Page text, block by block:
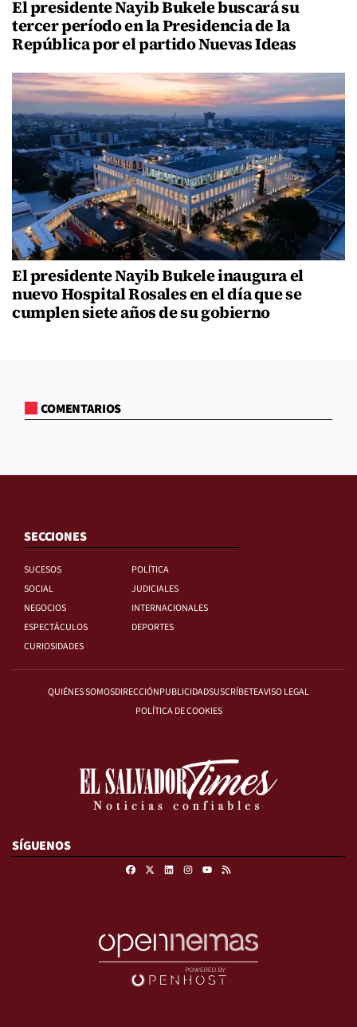
El presidente Nayib Bukele buscará su
tercer período en la Presidencia de la
República por el partido Nuevas Ideas
El presidente Nayib Bukele inaugura el
nuevo Hospital Rosales en el día que se
cumplen siete años de su gobierno
COMENTARIOS
SECCIONES
SUCESOS
POLÍTICA
SOCIAL
JUDICIALES
NEGOCIOS
INTERNACIONALES
ESPECTÁCULOS
DEPORTES
CURIOSIDADES
QUIÉNES SOMOSDIRECCIÓNPUBLICIDADSUSCRÍBETEAVISO LEGAL
POLÍTICA DE COOKIES
SÍGUENOS
FacebookLinkedinInstagramRSS